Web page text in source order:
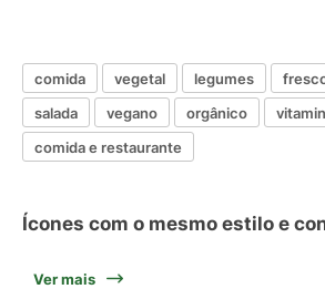
comida vegetal legumes
salada
vegano orgânico
comida e restaurante
Ícones com o mesmo estilo e
Ver mais